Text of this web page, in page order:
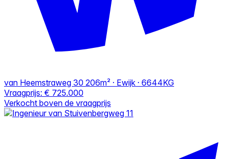
van Heemstraweg 30 206m² · Ewijk · 6644KG
Vraagprijs: € 725.000
Verkocht boven de vraagprijs